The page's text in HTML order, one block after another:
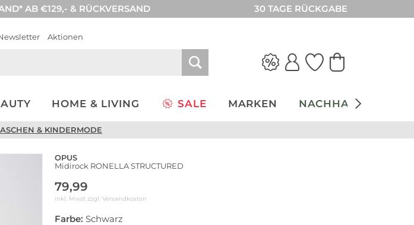
AB €129,- & RÜCKVERSAND 30 TAGE RÜCKGABE
Aktionen
HOME & LIVING SALE MARKEN NACHHALTIGKEIT
& KINDERMODE
OPUS
Midirock RONELLA STRUCTURED
79,99
inkl. Mwst zzgl. Versandkosten
Farbe: Schwarz